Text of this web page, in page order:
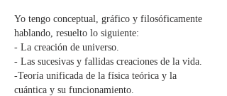
Yo tengo conceptual, gráfico y filosóficamente
hablando, resuelto lo siguiente:
- La creación de universo.
- Las sucesivas y fallidas creaciones de la vida.
-Teoría unificada de la física teórica y la
cuántica y su funcionamiento.